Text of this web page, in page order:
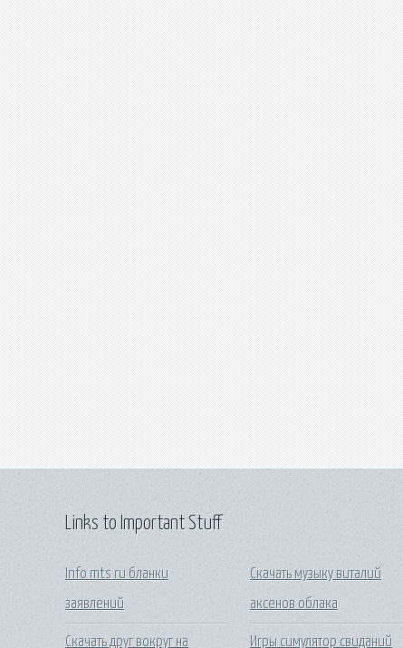
Links to Important Stuff
Info mts ru бланки
заявлений
Скачать друг вокруг на
Скачать музыку виталий
аксенов облака
Игры симулятор свиданий